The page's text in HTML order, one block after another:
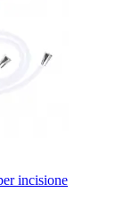
incisione